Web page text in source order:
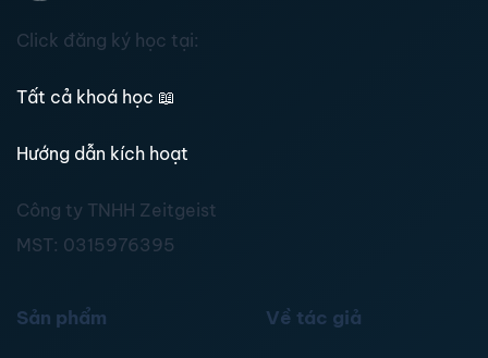
Click đăng ký học tại:
Tất cả khoá học 📖
Hướng dẫn kích hoạt
Công ty TNHH Zeitgeist
MST: 0315976395
Sản phẩm Về tác giả